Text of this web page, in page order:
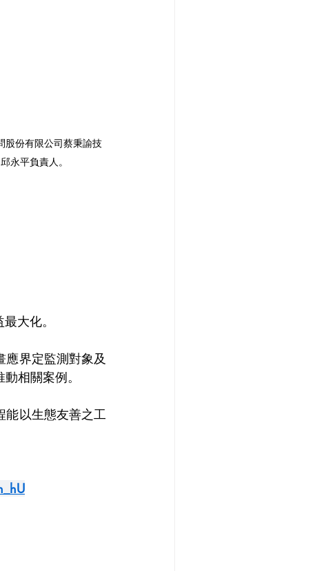
股份有限公司蔡秉諭技
永平負責人。
大化。
界定監測對象及
相關案例。
能以生態友善之工